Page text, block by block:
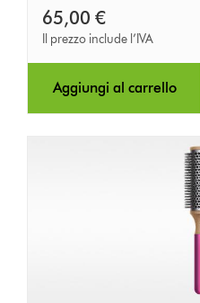
65,00 €
Il prezzo include l’IVA
Aggiungi al carrello